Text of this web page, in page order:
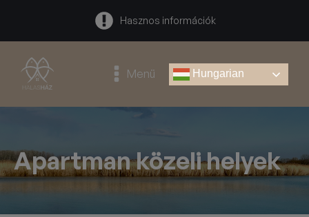
Hasznos információk
Menü Hungarian
Apartman közeli helyek